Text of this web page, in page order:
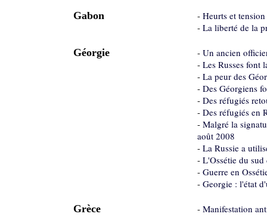
Gabon
- Heurts et
- La liberté de la
Géorgie - Un ancien
- Les Russes font
- La peur des
- Des Géorgiens
- Des réfugiés
- Des réfugiés en
- Malgré la
août 2008
- La Russie a
- L'Ossétie du
- Guerre en
- Georgie : l'état
Grèce - Manifestation